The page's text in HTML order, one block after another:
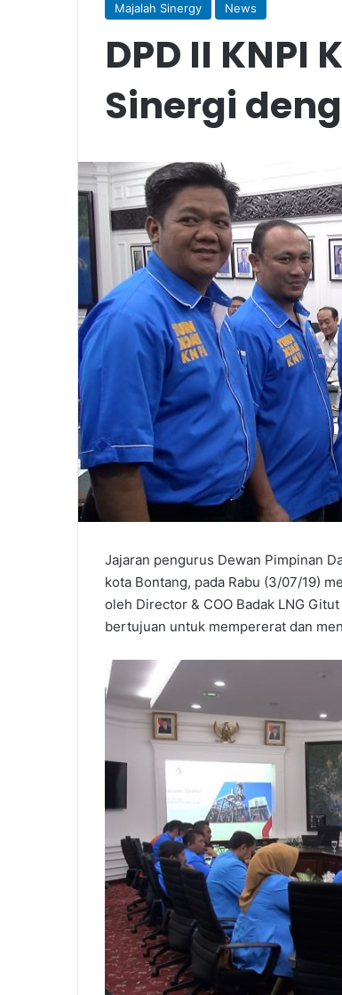
Majalah Sinergy News
DPD II
Sinergi
Jajaran pengurus Dewan Pimpinan
kota Bontang, pada Rabu (3/07/19)
oleh Director & COO Badak LNG
bertujuan untuk mempererat dan